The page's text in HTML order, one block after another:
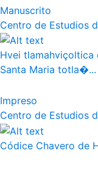
Manuscrito
Centro de Estudios
Hvei
Santa Maria totla�...
Impreso
Centro de Estudios
Códice Chavero de